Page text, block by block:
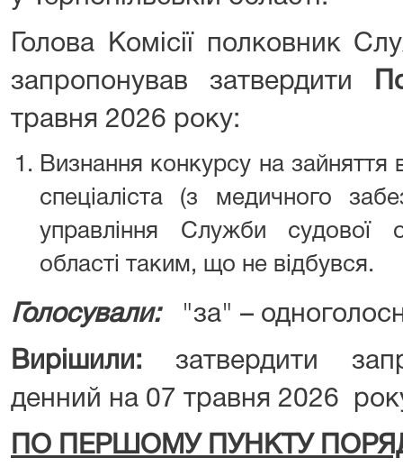
Голова Комісії полковник
запропонував затвердити
травня 2026 року:
Визнання конкурсу на зайняття
спеціаліста (з медичного
управління Служби судової
області таким, що не відбувся.
Голосували:
"за" –
Вирішили: затвердити
денний на 07 травня 2026
ПО ПЕРШОМУ ПУНКТУ